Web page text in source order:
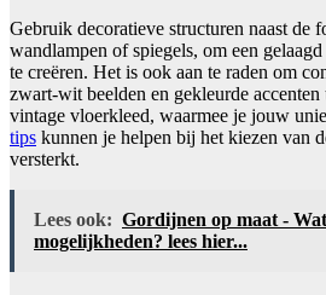
Gebruik decoratieve structuren naast de
wandlampen of spiegels, om een
te creëren. Het is ook aan te raden om
zwart-wit beelden en gekleurde accenten
vintage vloerkleed, waarmee je jouw
tips kunnen je helpen bij het kiezen van
versterkt.
Lees ook: Gordijnen op maat -
mogelijkheden? lees hier...